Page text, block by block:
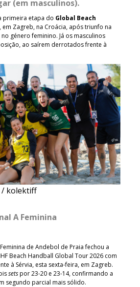
(em masculinos).
primeira etapa do Global Beach
, em Zagreb, na Croácia, após triunfo na
género feminino. Já os masculinos
ao saírem derrotados frente à
/ kolektiff
A Feminina
de Andebol de Praia fechou a
Beach Handball Global Tour 2026 com
à Sérvia, esta sexta-feira, em Zagreb.
setspor 23-20 e 23-14, confirmando a
segundo parcial mais sólido.